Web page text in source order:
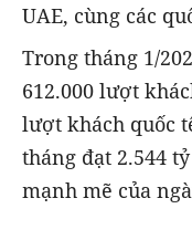
UAE, cùng các
Trong tháng 1/
612.000 lượt
lượt khách quốc
tháng đạt 2.544
mạnh mẽ của